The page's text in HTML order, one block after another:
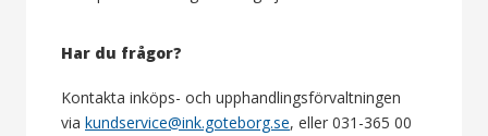
Har du frågor?
Kontakta inköps- och upphandlingsförvaltningen
via kundservice@ink.goteborg.se, eller 031-365 00